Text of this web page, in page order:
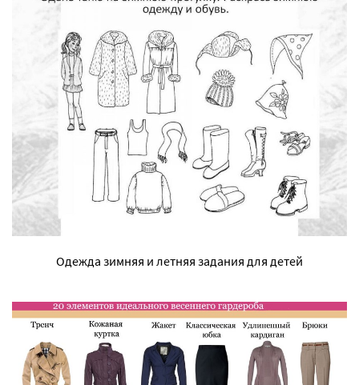
Одежда зимняя и летняя задания для детей